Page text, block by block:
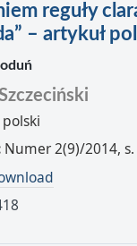
reguły
– artykuł
polski
Numer 2(9)/2014,